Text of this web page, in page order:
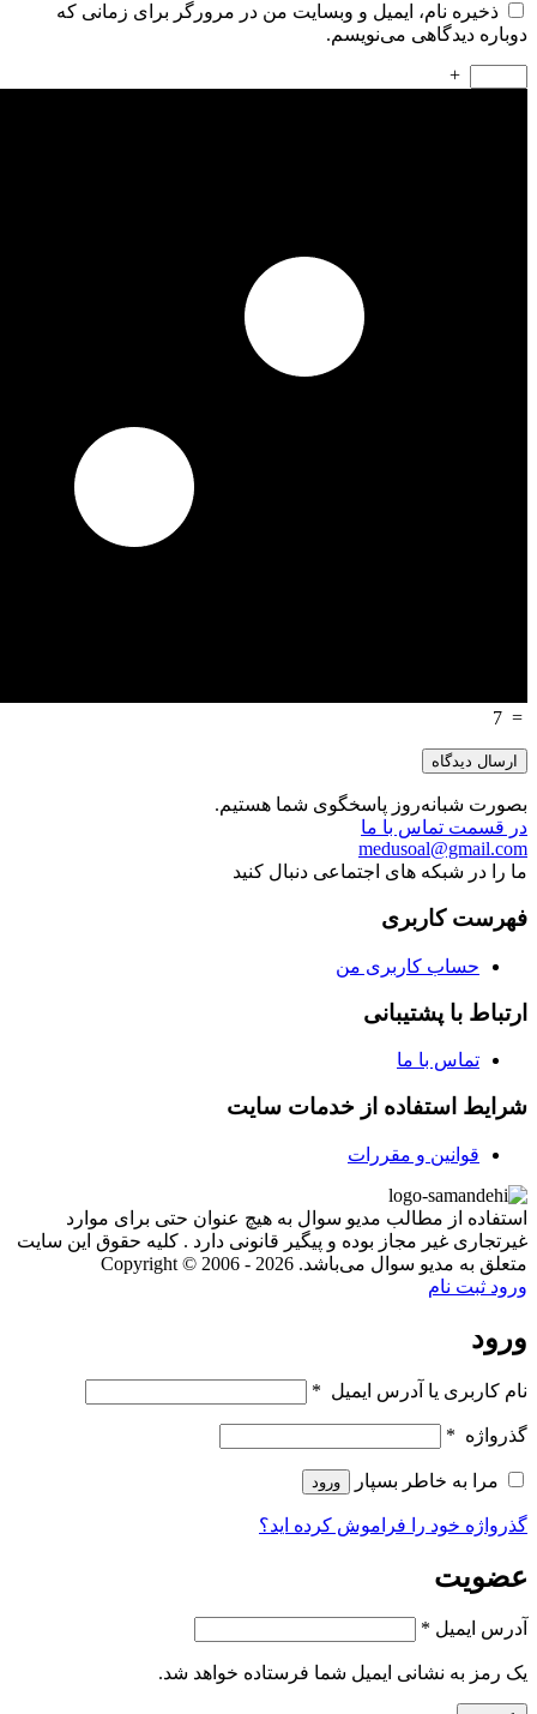
ذخیره نام، ایمیل و وبسایت من در مرورگر برای زمانی که
دوباره دیدگاهی می‌نویسم.
+
=
7
بصورت شبانه‌روز پاسخگوی شما هستیم.
در قسمت تماس با ما
medusoal@gmail.com
ما را در شبکه های اجتماعی دنبال کنید
فهرست کاربری
حساب کاربری من
ارتباط با پشتیبانی
تماس با ما
شرایط استفاده از خدمات سایت
قوانین و مقررات
استفاده از مطالب مدیو سوال به هیچ عنوان حتی برای موارد
غیرتجاری غیر مجاز بوده و پیگیر قانونی دارد . کلیه حقوق این سایت
متعلق به مدیو سوال می‌باشد. Copyright © 2006 - 2026
ورود ثبت نام
ورود
نام کاربری یا آدرس ایمیل *
گذرواژه *
مرا به خاطر بسپار ورود
گذرواژه خود را فراموش کرده اید؟
عضویت
آدرس ایمیل *
یک رمز به نشانی ایمیل شما فرستاده خواهد شد.